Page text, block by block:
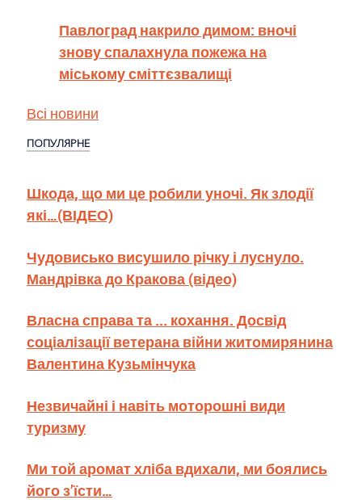
Павлоград накрило димом: вночі
знову спалахнула пожежа на
міському сміттєзвалищі
Всі новини
ПОПУЛЯРНЕ
Шкода, що ми це робили уночі. Як злодії
які…(ВІДЕО)
Чудовисько висушило річку і луснуло.
Мандрівка до Кракова (відео)
Власна справа та ... кохання. Досвід
соціалізації ветерана війни житомирянина
Валентина Кузьмінчука
Незвичайні і навіть моторошні види
туризму
Ми той аромат хліба вдихали, ми боялись
його з’їсти…